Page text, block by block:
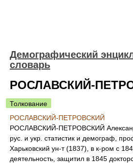
Демографический
словарь
РОСЛАВСКИЙ-
Толкование
РОСЛАВСКИЙ-ПЕТРOВСКИЙ
РОСЛАВСКИЙ-ПЕТРOВСКИЙ
рус. и укр. статистик и демограф,
Харьковский ун-т (1837), в к-ром с
деятельность, защитил в 1845